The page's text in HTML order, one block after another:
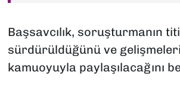
Başsavcılık, soruşturmanın
sürdürüldüğünü ve
kamuoyuyla paylaşılacağını